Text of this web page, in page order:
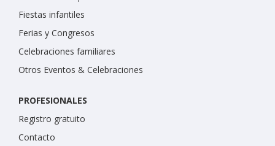
Fiestas infantiles
Ferias y Congresos
Celebraciones familiares
Otros Eventos & Celebraciones
PROFESIONALES
Registro gratuito
Contacto